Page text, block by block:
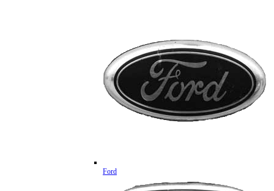
Ford